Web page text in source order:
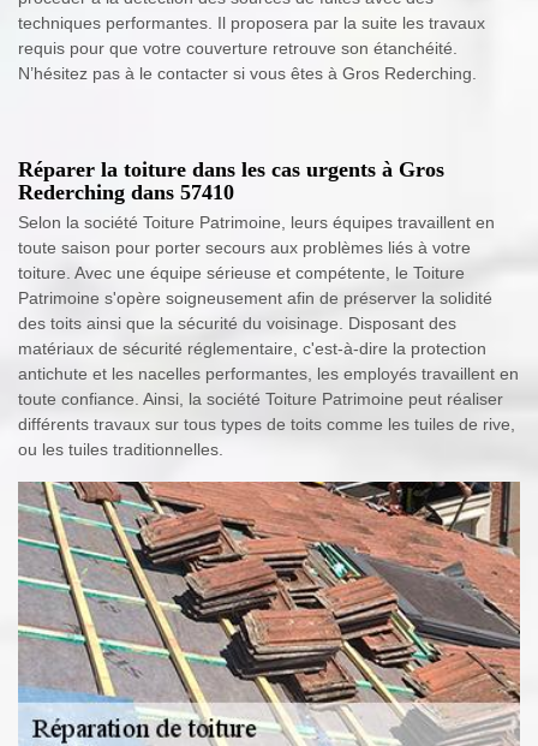
techniques performantes. Il proposera par la suite les travaux
requis pour que votre couverture retrouve son étanchéité.
N’hésitez pas à le contacter si vous êtes à Gros Rederching.
Réparer la toiture dans les cas urgents à Gros
Rederching dans 57410
Selon la société Toiture Patrimoine, leurs équipes travaillent en
toute saison pour porter secours aux problèmes liés à votre
toiture. Avec une équipe sérieuse et compétente, le Toiture
Patrimoine s'opère soigneusement afin de préserver la solidité
des toits ainsi que la sécurité du voisinage. Disposant des
matériaux de sécurité réglementaire, c'est-à-dire la protection
antichute et les nacelles performantes, les employés travaillent en
toute confiance. Ainsi, la société Toiture Patrimoine peut réaliser
différents travaux sur tous types de toits comme les tuiles de rive,
ou les tuiles traditionnelles.